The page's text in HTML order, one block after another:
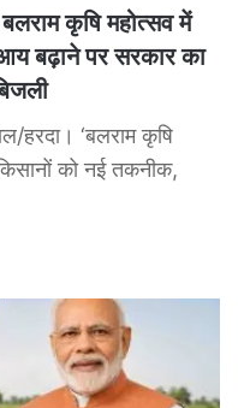
कृषि महोत्सव में
बढ़ाने पर सरकार का
‘बलराम कृषि
को नई तकनीक,